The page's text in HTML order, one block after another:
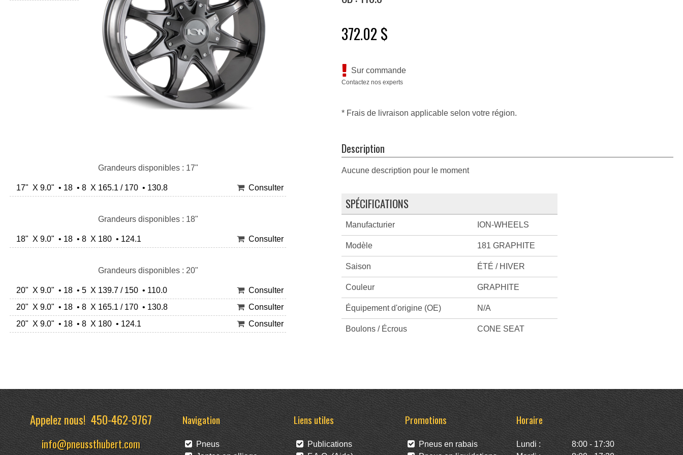
Grandeurs disponibles : 17"
17" X 9.0" • 18 • 8 X 165.1 / 170 • 130.8 Consulter
Grandeurs disponibles : 18"
18" X 9.0" • 18 • 8 X 180 • 124.1 Consulter
Grandeurs disponibles : 20"
20" X 9.0" • 18 • 5 X 139.7 / 150 • 110.0
Consulter
20" X 9.0" • 18 • 8 X 165.1 / 170 • 130.8
Consulter
20" X 9.0" • 18 • 8 X 180 • 124.1
Consulter
372.02 $
Sur commande
Contactez nos experts
* Frais de livraison applicable selon votre région.
Description
Aucune description pour le moment
SPÉCIFICATIONS
Manufacturier ION-WHEELS
Modèle 181 GRAPHITE
Saison ÉTÉ / HIVER
Couleur GRAPHITE
Équipement d'origine (OE) N/A
Boulons / Écrous CONE SEAT
Appelez nous!450-462-9767
info@pneussthubert.com
Navigation
Pneus
Liens utiles
Publications
Promotions
Pneus en rabais
Horaire
Lundi :
8:00 - 17:30